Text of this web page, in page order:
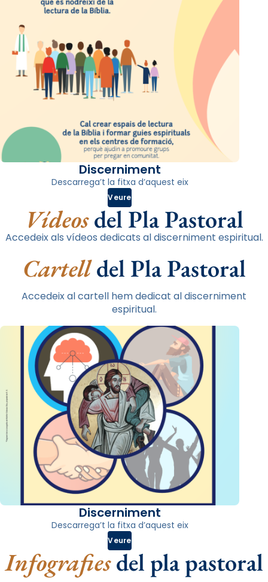
Discerniment
Descarrega’t la fitxa d’aquest eix
Veure
Vídeosdel Pla Pastoral
Accedeix als vídeos dedicats al discerniment espiritual.
Cartelldel Pla Pastoral
Accedeix al cartell hem dedicat al discerniment
espiritual.
Discerniment
Descarrega’t la fitxa d’aquest eix
Veure
Infografiesdel pla pastoral